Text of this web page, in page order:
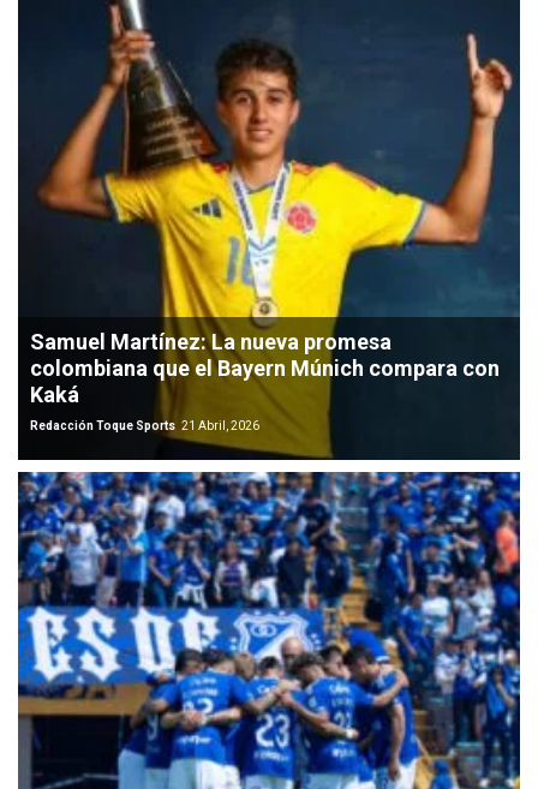
Samuel Martínez: La nueva promesa
colombiana que el Bayern Múnich compara con
Kaká
Redacción Toque Sports 21 Abril, 2026